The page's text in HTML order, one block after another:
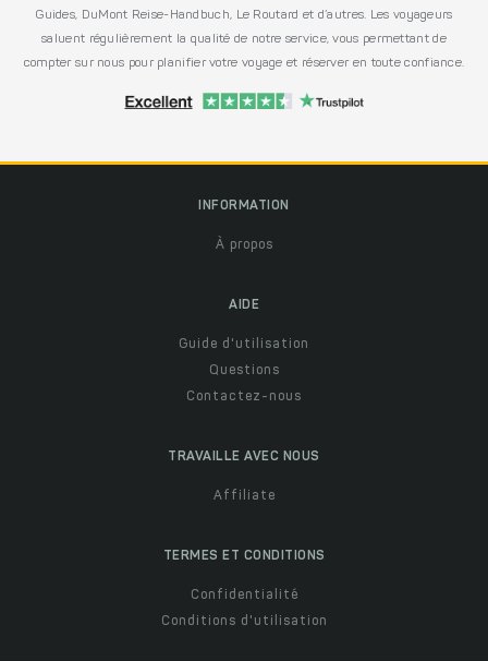
Guides, DuMont Reise-Handbuch, Le Routard et d’autres. Les voyageurs
saluent régulièrement la qualité de notre service, vous permettant de
compter sur nous pour planifier votre voyage et réserver en toute confiance.
INFORMATION
À propos
AIDE
Guide d'utilisation
Questions
Contactez-nous
TRAVAILLE AVEC NOUS
Affiliate
TERMES ET CONDITIONS
Confidentialité
Conditions d'utilisation